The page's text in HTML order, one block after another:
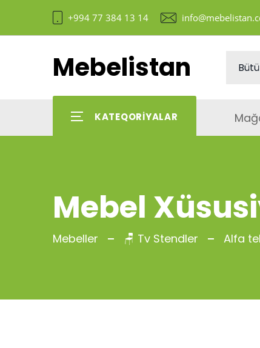
+994 77 384 13 14
Mebelistan
KATEQORIYALAR
Mebel
Mebeller 🪑 Tv Stendler Alfa